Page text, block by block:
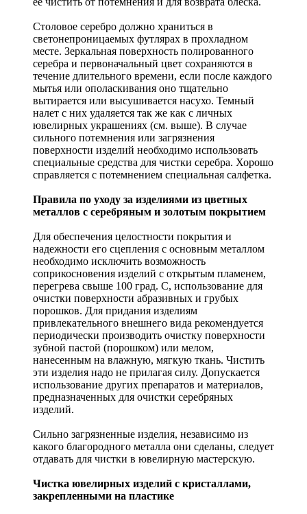
Столовое серебро должно храниться в
светонепроницаемых футлярах в прохладном
месте. Зеркальная поверхность полированного
серебра и первоначальный цвет сохраняются в
течение длительного времени, если после каждого
мытья или ополаскивания оно тщательно
вытирается или высушивается насухо. Темный
налет с них удаляется так же как с личных
ювелирных украшениях (см. выше). В случае
сильного потемнения или загрязнения
поверхности изделий необходимо использовать
специальные средства для чистки серебра. Хорошо
справляется с потемнением специальная салфетка.
Правила по уходу за изделиями из цветных
металлов с серебряным и золотым покрытием
Для обеспечения целостности покрытия и
надежности его сцепления с основным металлом
необходимо исключить возможность
соприкосновения изделий с открытым пламенем,
перегрева свыше 100 град. С, использование для
очистки поверхности абразивных и грубых
порошков. Для придания изделиям
привлекательного внешнего вида рекомендуется
периодически производить очистку поверхности
зубной пастой (порошком) или мелом,
нанесенным на влажную, мягкую ткань. Чистить
эти изделия надо не прилагая силу. Допускается
использование других препаратов и материалов,
предназначенных для очистки серебряных
изделий.
Сильно загрязненные изделия, независимо из
какого благородного металла они сделаны, следует
отдавать для чистки в ювелирную мастерскую.
Чистка ювелирных изделий с кристаллами,
закрепленными на пластике